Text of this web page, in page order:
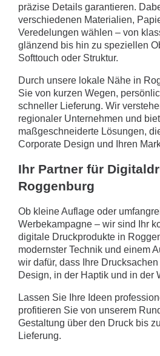
präzise Details garantieren.
verschiedenen Materialien,
Veredelungen wählen – von
glänzend bis hin zu speziellen
Softtouch oder Struktur.
Durch unsere lokale Nähe in
Sie von kurzen Wegen,
schneller Lieferung. Wir
regionaler Unternehmen und
maßgeschneiderte Lösungen,
Corporate Design und Ihren
Ihr Partner für
Roggenburg
Ob kleine Auflage oder
Werbekampagne – wir sind Ihr
digitale Druckprodukte in
modernster Technik und einem
wir dafür, dass Ihre
Design, in der Haptik und in der
Lassen Sie Ihre Ideen
profitieren Sie von unserem
Gestaltung über den Druck bis
Lieferung.